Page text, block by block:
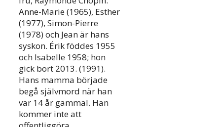
Anne-Marie (1965), Esther
(1977), Simon-Pierre
(1978) och Jean är hans
syskon. Érik föddes 1955
och Isabelle 1958; hon
gick bort 2013. (1991).
Hans mamma började
begå självmord när han
var 14 år gammal. Han
kommer inte att